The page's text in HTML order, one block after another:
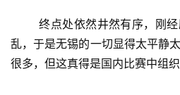
	终点处依然井然有序，刚经历过两周前郑开终点的混
乱，于是无锡的一切显得太平静
很多，但这真得是国内比赛中组织